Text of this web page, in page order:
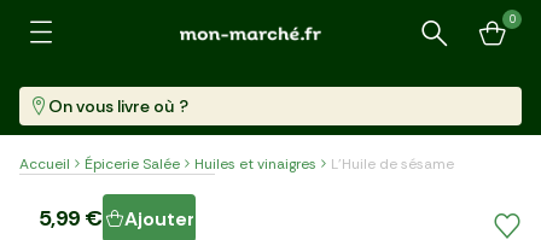
Recherche
0
On vous livre où ?
Accueil Épicerie Salée Huiles et vinaigres L'Huile de sésame
L'Huile de sésame
5,99 € Ajouter